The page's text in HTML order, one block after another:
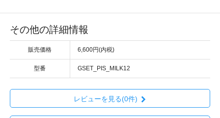
その他の詳細情報
販売価格 6,600円(内税)
型番 GSET_PIS_MILK12
レビューを見る(0件)